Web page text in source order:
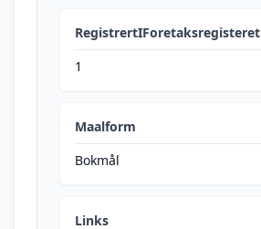
RegistrertIForetaksregisteret
1
Maalform
Bokmål
Links